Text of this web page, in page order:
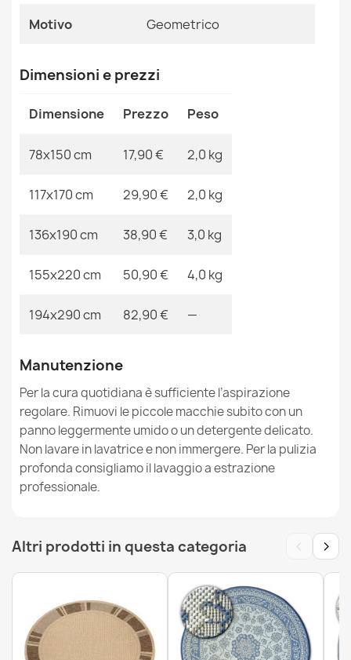
Tappeto SISAL PATIO greco tessuto piatto grigio / beige
beige
17,90 €
17,90 €
Tappeto SISAL PATIO greco tessuto piatto blu scuro /
beige
Tappeto SISAL PATIO Traliccio marocchino tessuto
piatto - blu acqua
17,90 €
Motivo Geometrico
Dimensioni e prezzi
Dimensione Prezzo Peso
78x150 cm 17,90 € 2,0 kg
117x170 cm 29,90 € 2,0 kg
136x190 cm 38,90 € 3,0 kg
155x220 cm 50,90 € 4,0 kg
194x290 cm 82,90 € —
Manutenzione
Per la cura quotidiana è sufficiente l’aspirazione
regolare. Rimuovi le piccole macchie subito con un
panno leggermente umido o un detergente delicato.
Non lavare in lavatrice e non immergere. Per la pulizia
profonda consigliamo il lavaggio a estrazione
professionale.
Altri prodotti in questa categoria ‹ ›